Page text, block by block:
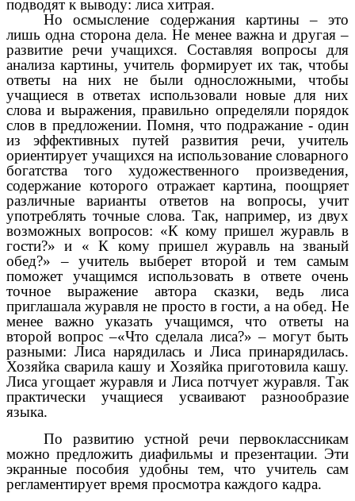
подводят к выводу: лиса хитрая.
Но осмысление содержания картины – это
лишь одна сторона дела. Не менее важна и другая –
развитие речи учащихся. Составляя вопросы для
анализа картины, учитель формирует их так, чтобы
ответы на них не были односложными, чтобы
учащиеся в ответах использовали новые для них
слова и выражения, правильно определяли порядок
слов в предложении. Помня, что подражание - один
из эффективных путей развития речи, учитель
ориентирует учащихся на использование словарного
богатства того художественного произведения,
содержание которого отражает картина, поощряет
различные варианты ответов на вопросы, учит
употреблять точные слова. Так, например, из двух
возможных вопросов: «К кому пришел журавль в
гости?» и « К кому пришел журавль на званый
обед?» – учитель выберет второй и тем самым
поможет учащимся использовать в ответе очень
точное выражение автора сказки, ведь лиса
приглашала журавля не просто в гости, а на обед. Не
менее важно указать учащимся, что ответы на
второй вопрос –«Что сделала лиса?» – могут быть
разными: Лиса нарядилась и Лиса принарядилась.
Хозяйка сварила кашу и Хозяйка приготовила кашу.
Лиса угощает журавля и Лиса потчует журавля. Так
практически учащиеся усваивают разнообразие
языка.
По развитию устной речи первоклассникам
можно предложить диафильмы и презентации. Эти
экранные пособия удобны тем, что учитель сам
регламентирует время просмотра каждого кадра.